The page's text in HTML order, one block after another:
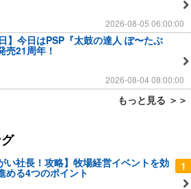
2026-08-05 06:00:00
】今日はPSP『太鼓の達人 ぽ〜たぶ
売21周年！
2026-08-04 08:00:00
もっと見る ＞＞
1
い社長！攻略】牧場経営イベントを効
める4つのポイント